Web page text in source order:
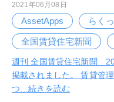
2021年06月08日
AssetApps らく
全国賃貸住宅新聞
週刊 全国賃貸住宅新聞
掲載されました。 賃貸管
つ…続きを読む